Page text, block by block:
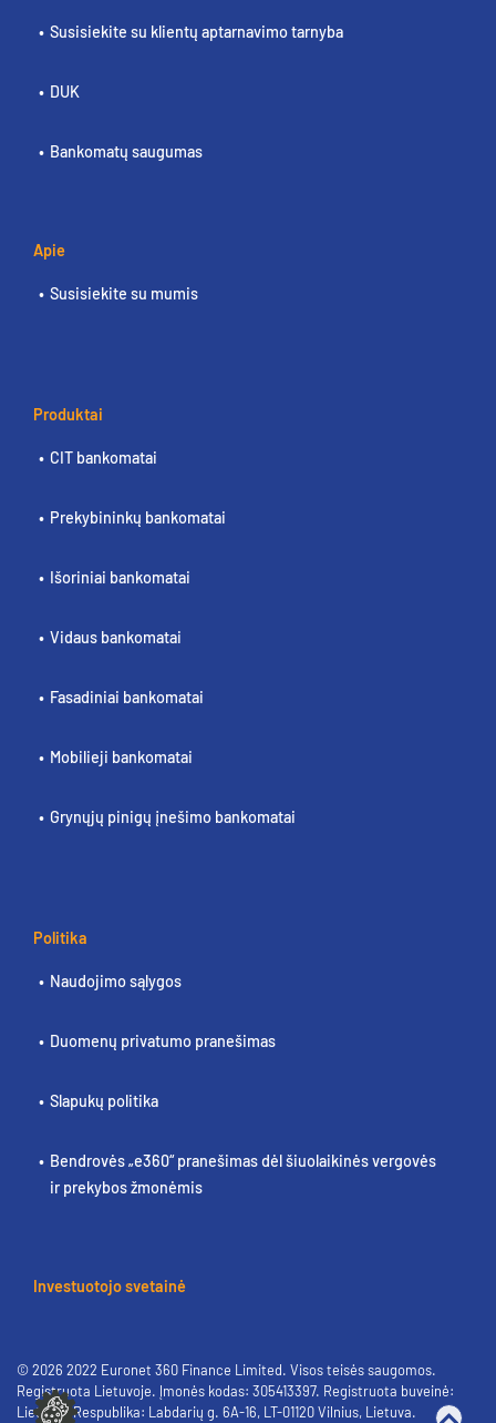
Susisiekite su klientų aptarnavimo tarnyba
DUK
Bankomatų saugumas
Apie
Susisiekite su mumis
Produktai
CIT bankomatai
Prekybininkų bankomatai
Išoriniai bankomatai
Vidaus bankomatai
Fasadiniai bankomatai
Mobilieji bankomatai
Grynųjų pinigų įnešimo bankomatai
Politika
Naudojimo sąlygos
Duomenų privatumo pranešimas
Slapukų politika
Bendrovės „e360“ pranešimas dėl šiuolaikinės vergovės
ir prekybos žmonėmis
Investuotojo svetainė
© 2026 2022 Euronet 360 Finance Limited. Visos teisės saugomos.
Registruota Lietuvoje. Įmonės kodas: 305413397. Registruota buveinė:
Lietuvos Respublika: Labdarių g. 6A-16, LT-01120 Vilnius, Lietuva.